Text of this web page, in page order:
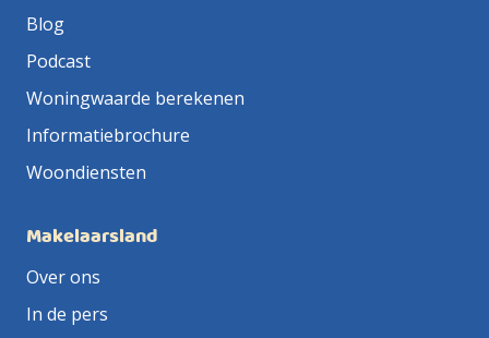
Blog
Podcast
Woningwaarde berekenen
Informatiebrochure
Woondiensten
Makelaarsland
Over ons
In de pers